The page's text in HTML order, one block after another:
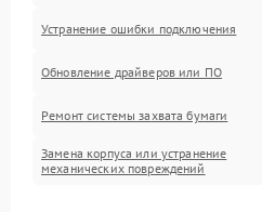
Устранение ошибки подключения
Обновление драйверов или ПО
Ремонт системы захвата бумаги
Замена корпуса или устранение
механических повреждений